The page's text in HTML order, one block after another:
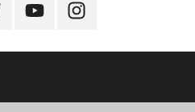
YouTubeInstagram